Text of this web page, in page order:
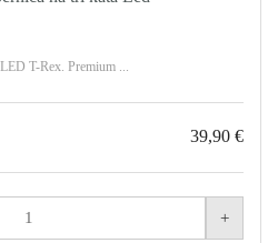
T-Rex. Premium ...
39,90 €